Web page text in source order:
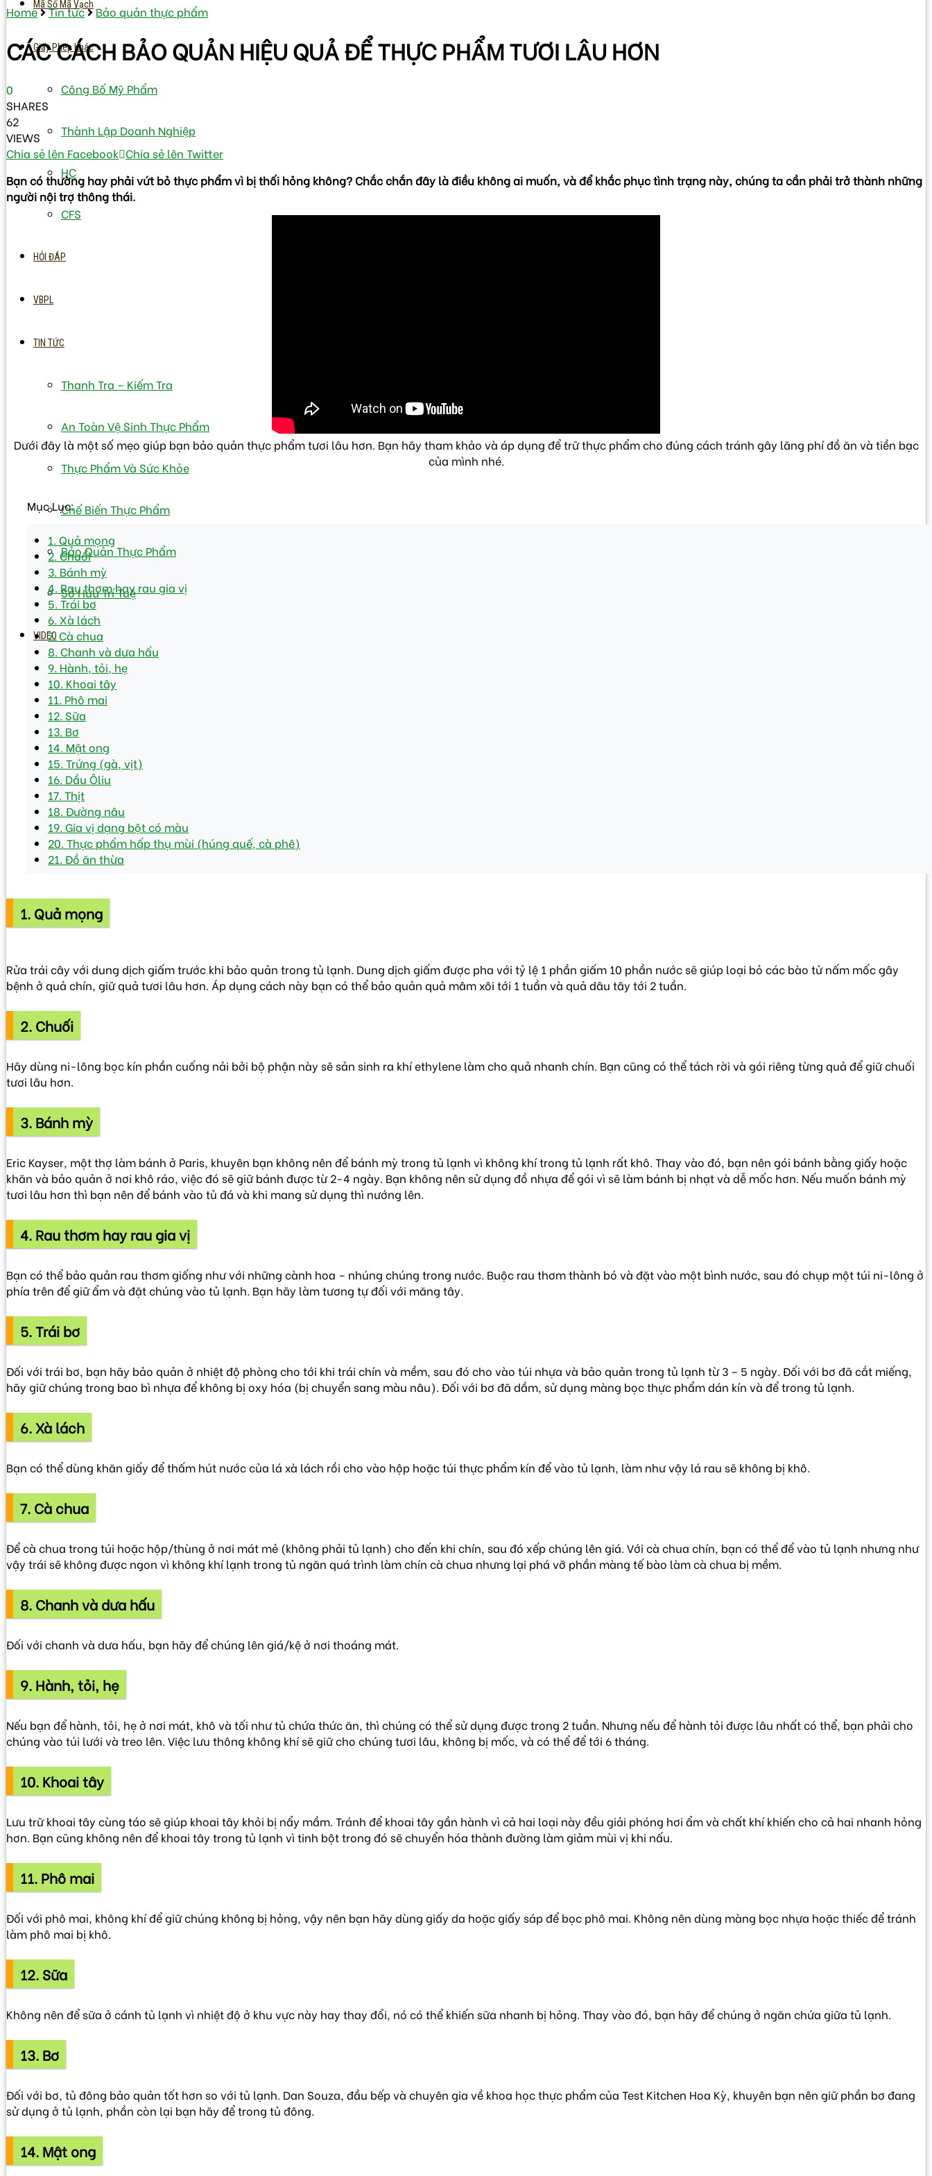
Mã Số Mã Vạch
Giấy Phép Khác
Công Bố Mỹ Phẩm
Thành Lập Doanh Nghiệp
HC
CFS
HỎI ĐÁP
VBPL
TIN TỨC
Thanh Tra – Kiếm Tra
An Toàn Vệ Sinh Thực Phẩm
Thực Phẩm Và Sức Khỏe
Chế Biến Thực Phẩm
Bảo Quản Thực Phẩm
Sở Hữu Trí Tuệ
VIDEO
Home Tin tức Bảo quản thực phẩm
CÁC CÁCH BẢO QUẢN HIỆU QUẢ ĐỂ THỰC PHẨM TƯƠI LÂU HƠN
0
SHARES
62
VIEWS
Chia sẻ lên Facebook Chia sẻ lên Twitter
Bạn có thường hay phải vứt bỏ thực phẩm vì bị thối hỏng không? Chắc chắn đây là điều không ai muốn, và để khắc phục tình trạng này, chúng ta cần phải trở thành những
người nội trợ thông thái.
Dưới đây là một số mẹo giúp bạn bảo quản thực phẩm tươi lâu hơn. Bạn hãy tham khảo và áp dụng để trữ thực phẩm cho đúng cách tránh gây lãng phí đồ ăn và tiền bạc
của mình nhé.
Mục Lục:
1. Quả mọng
2. Chuối
3. Bánh mỳ
4. Rau thơm hay rau gia vị
5. Trái bơ
6. Xà lách
7. Cà chua
8. Chanh và dưa hấu
9. Hành, tỏi, hẹ
10. Khoai tây
11. Phô mai
12. Sữa
13. Bơ
14. Mật ong
15. Trứng (gà, vịt)
16. Dầu Ôliu
17. Thịt
18. Đường nâu
19. Gia vị dạng bột có màu
20. Thực phẩm hấp thụ mùi (húng quế, cà phê)
21. Đồ ăn thừa
1. Quả mọng
Rửa trái cây với dung dịch giấm trước khi bảo quản trong tủ lạnh. Dung dịch giấm được pha với tỷ lệ 1 phần giấm 10 phần nước sẽ giúp loại bỏ các bào tử nấm mốc gây
bệnh ở quả chín, giữ quả tươi lâu hơn. Áp dụng cách này bạn có thể bảo quản quả mâm xôi tới 1 tuần và quả dâu tây tới 2 tuần.
2. Chuối
Hãy dùng ni-lông bọc kín phần cuống nải bởi bộ phận này sẽ sản sinh ra khí ethylene làm cho quả nhanh chín. Bạn cũng có thể tách rời và gói riêng từng quả để giữ chuối
tươi lâu hơn.
3. Bánh mỳ
Eric Kayser, một thợ làm bánh ở Paris, khuyên bạn không nên để bánh mỳ trong tủ lạnh vì không khí trong tủ lạnh rất khô. Thay vào đó, bạn nên gói bánh bằng giấy hoặc
khăn và bảo quản ở nơi khô ráo, việc đó sẽ giữ bánh được từ 2-4 ngày. Bạn không nên sử dụng đồ nhựa để gói vì sẽ làm bánh bị nhạt và dễ mốc hơn. Nếu muốn bánh mỳ
tươi lâu hơn thì bạn nên để bánh vào tủ đá và khi mang sử dụng thì nướng lên.
4. Rau thơm hay rau gia vị
Bạn có thể bảo quản rau thơm giống như với những cành hoa – nhúng chúng trong nước. Buộc rau thơm thành bó và đặt vào một bình nước, sau đó chụp một túi ni-lông ở
phía trên để giữ ẩm và đặt chúng vào tủ lạnh. Bạn hãy làm tương tự đối với măng tây.
5. Trái bơ
Đối với trái bơ, bạn hãy bảo quản ở nhiệt độ phòng cho tới khi trái chín và mềm, sau đó cho vào túi nhựa và bảo quản trong tủ lạnh từ 3 – 5 ngày. Đối với bơ đã cắt miếng,
hãy giữ chúng trong bao bì nhựa để không bị oxy hóa (bị chuyển sang màu nâu). Đối với bơ đã dầm, sử dụng màng bọc thực phẩm dán kín và để trong tủ lạnh.
6. Xà lách
Bạn có thể dùng khăn giấy để thấm hút nước của lá xà lách rồi cho vào hộp hoặc túi thực phẩm kín để vào tủ lạnh, làm như vậy lá rau sẽ không bị khô.
7. Cà chua
Để cà chua trong túi hoặc hộp/thùng ở nơi mát mẻ (không phải tủ lạnh) cho đến khi chín, sau đó xếp chúng lên giá. Với cà chua chín, bạn có thể để vào tủ lạnh nhưng như
vậy trái sẽ không được ngon vì không khí lạnh trong tủ ngăn quá trình làm chín cà chua nhưng lại phá vỡ phần màng tế bào làm cà chua bị mềm.
8. Chanh và dưa hấu
Đối với chanh và dưa hấu, bạn hãy để chúng lên giá/kệ ở nơi thoáng mát.
9. Hành, tỏi, hẹ
Nếu bạn để hành, tỏi, hẹ ở nơi mát, khô và tối như tủ chứa thức ăn, thì chúng có thể sử dụng được trong 2 tuần. Nhưng nếu để hành tỏi được lâu nhất có thể, bạn phải cho
chúng vào túi lưới và treo lên. Việc lưu thông không khí sẽ giữ cho chúng tươi lâu, không bị mốc, và có thể để tới 6 tháng.
10. Khoai tây
Lưu trữ khoai tây cùng táo sẽ giúp khoai tây khỏi bị nẩy mầm. Tránh để khoai tây gần hành vì cả hai loại này đều giải phóng hơi ẩm và chất khí khiến cho cả hai nhanh hỏng
hơn. Bạn cũng không nên để khoai tây trong tủ lạnh vì tinh bột trong đó sẽ chuyển hóa thành đường làm giảm mùi vị khi nấu.
11. Phô mai
Đối với phô mai, không khí để giữ chúng không bị hỏng, vậy nên bạn hãy dùng giấy da hoặc giấy sáp để bọc phô mai. Không nên dùng màng bọc nhựa hoặc thiếc để tránh
làm phô mai bị khô.
12. Sữa
Không nên để sữa ở cánh tủ lạnh vì nhiệt độ ở khu vực này hay thay đổi, nó có thể khiến sữa nhanh bị hỏng. Thay vào đó, bạn hãy để chúng ở ngăn chứa giữa tủ lạnh.
13. Bơ
Đối với bơ, tủ đông bảo quản tốt hơn so với tủ lạnh. Dan Souza, đầu bếp và chuyên gia về khoa học thực phẩm của Test Kitchen Hoa Kỳ, khuyên bạn nên giữ phần bơ đang
sử dụng ở tủ lạnh, phần còn lại bạn hãy để trong tủ đông.
14. Mật ong